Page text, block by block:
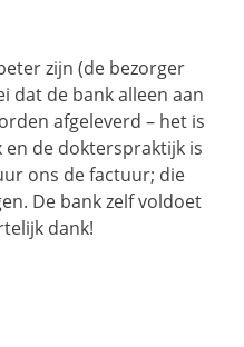
zijn (de bezorger
dat de bank alleen aan
afgeleverd – het is
de dokterspraktijk is
ons de factuur; die
De bank zelf voldoet
dank!